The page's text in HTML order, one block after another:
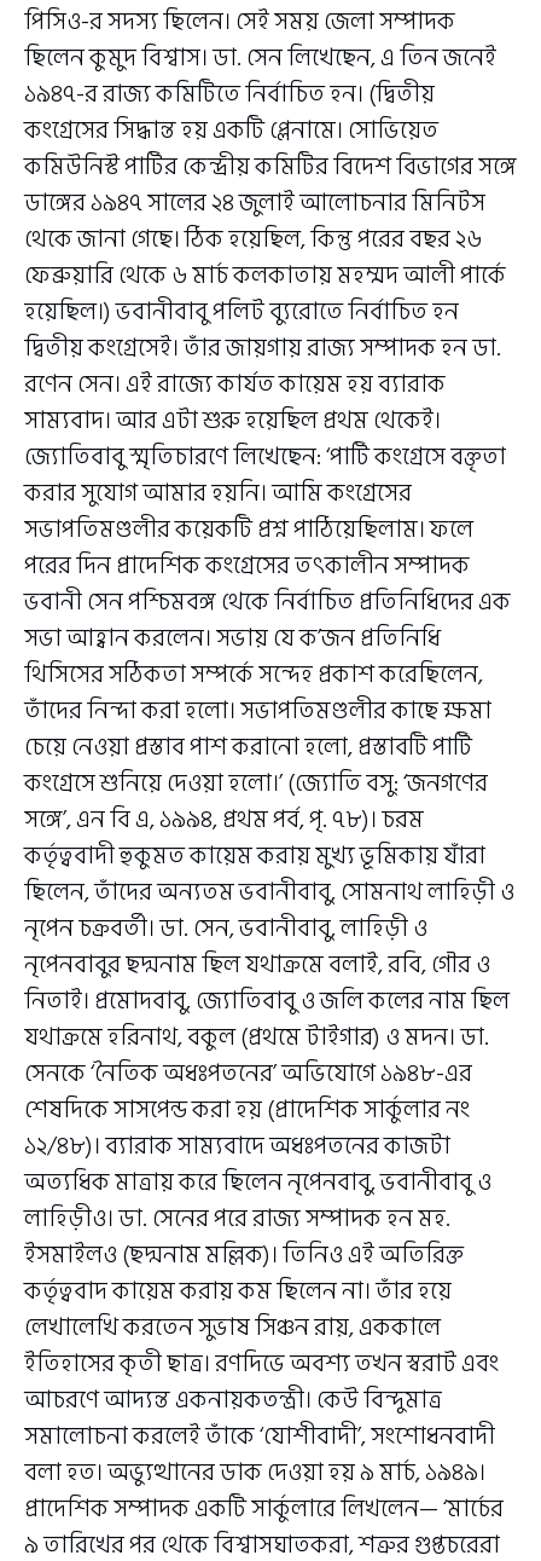
পিসিও-র সদস্য ছিলেন। সেই সময় জেলা সম্পাদক
ছিলেন কুমুদ বিশ্বাস। ডা. সেন লিখেছেন, এ তিন জনেই
১৯৪৭-র রাজ্য কমিটিতে নির্বাচিত হন। (দ্বিতীয়
কংগ্রেসের সিদ্ধান্ত হয় একটি প্লেনামে। সোভিয়েত
কমিউনিস্ট পার্টির কেন্দ্রীয় কমিটির বিদেশ বিভাগের সঙ্গে
ডাঙ্গের ১৯৪৭ সালের ২৪ জুলাই আলোচনার মিনিটস
থেকে জানা গেছে। ঠিক হয়েছিল, কিন্তু পরের বছর ২৬
ফেব্রুয়ারি থেকে ৬ মার্চ কলকাতায় মহম্মদ আলী পার্কে
হয়েছিল।) ভবানীবাবু পলিট ব্যুরোতে নির্বাচিত হন
দ্বিতীয় কংগ্রেসেই। তাঁর জায়গায় রাজ্য সম্পাদক হন ডা.
রণেন সেন। এই রাজ্যে কার্যত কায়েম হয় ব্যারাক
সাম্যবাদ। আর এটা শুরু হয়েছিল প্রথম থেকেই।
জ্যোতিবাবু স্মৃতিচারণে লিখেছেন: ‘পার্টি কংগ্রেসে বক্তৃতা
করার সুযোগ আমার হয়নি। আমি কংগ্রেসের
সভাপতিমণ্ডলীর কয়েকটি প্রশ্ন পাঠিয়েছিলাম। ফলে
পরের দিন প্রাদেশিক কংগ্রেসের তৎকালীন সম্পাদক
ভবানী সেন পশ্চিমবঙ্গ থেকে নির্বাচিত প্রতিনিধিদের এক
সভা আহ্বান করলেন। সভায় যে ক’জন প্রতিনিধি
থিসিসের সঠিকতা সম্পর্কে সন্দেহ প্রকাশ করেছিলেন,
তাঁদের নিন্দা করা হলো। সভাপতিমণ্ডলীর কাছে ক্ষমা
চেয়ে নেওয়া প্রস্তাব পাশ করানো হলো, প্রস্তাবটি পার্টি
কংগ্রেসে শুনিয়ে দেওয়া হলো।’ (জ্যোতি বসু: ‘জনগণের
সঙ্গে’, এন বি এ, ১৯৯৪, প্রথম পর্ব, পৃ. ৭৮)। চরম
কর্তৃত্ববাদী হুকুমত কায়েম করায় মুখ্য ভূমিকায় যাঁরা
ছিলেন, তাঁদের অন্যতম ভবানীবাবু, সোমনাথ লাহিড়ী ও
নৃপেন চক্রবর্তী। ডা. সেন, ভবানীবাবু, লাহিড়ী ও
নৃপেনবাবুর ছদ্মনাম ছিল যথাক্রমে বলাই, রবি, গৌর ও
নিতাই। প্রমোদবাবু, জ্যোতিবাবু ও জলি কলের নাম ছিল
যথাক্রমে হরিনাথ, বকুল (প্রথমে টাইগার) ও মদন। ডা.
সেনকে ‘নৈতিক অধঃপতনের’ অভিযোগে ১৯৪৮-এর
শেষদিকে সাসপেন্ড করা হয় (প্রাদেশিক সার্কুলার নং
১২/৪৮)। ব্যারাক সাম্যবাদে অধঃপতনের কাজটা
অত্যধিক মাত্রায় করে ছিলেন নৃপেনবাবু, ভবানীবাবু ও
লাহিড়ীও। ডা. সেনের পরে রাজ্য সম্পাদক হন মহ.
ইসমাইলও (ছদ্মনাম মল্লিক)। তিনিও এই অতিরিক্ত
কর্তৃত্ববাদ কায়েম করায় কম ছিলেন না। তাঁর হয়ে
লেখালেখি করতেন সুভাষ সিঞ্চন রায়, এককালে
ইতিহাসের কৃতী ছাত্র। রণদিভে অবশ্য তখন স্বরাট এবং
আচরণে আদ্যন্ত একনায়কতন্ত্রী। কেউ বিন্দুমাত্র
সমালোচনা করলেই তাঁকে ‘যোশীবাদী’, সংশোধনবাদী
বলা হত। অভ্যুত্থানের ডাক দেওয়া হয় ৯ মার্চ, ১৯৪৯।
প্রাদেশিক সম্পাদক একটি সার্কুলারে লিখলেন— ‘মার্চের
৯ তারিখের পর থেকে বিশ্বাসঘাতকরা, শত্রুর গুপ্তচরেরা